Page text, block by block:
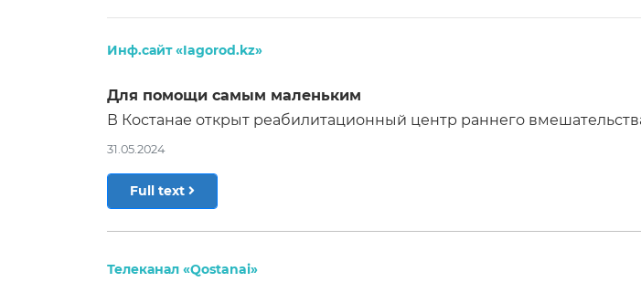
Инф.сайт «Iagorod.kz»
Для помощи самым маленьким
В Костанае открыт реабилитационный центр раннего
31.05.2024
Full text
Телеканал «Qоstanai»